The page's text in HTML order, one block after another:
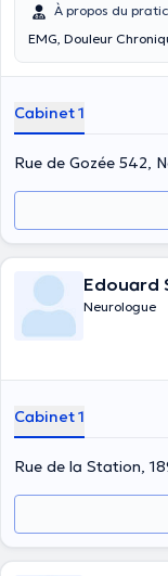
À propos du
EMG, Douleur
Cabinet 1
Rue de Gozée 542,
Edouard
Neurologue
Cabinet 1
Rue de la Station,